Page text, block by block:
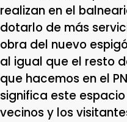
realizan en el
dotarlo de más
obra del nuevo
al igual que el resto
que hacemos en el
significa este
vecinos y los